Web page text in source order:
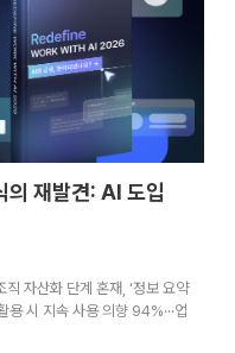
의 재발견: AI 도입
자산화 단계 혼재, ‘정보 요약
용 시 지속 사용 의향 94%···업